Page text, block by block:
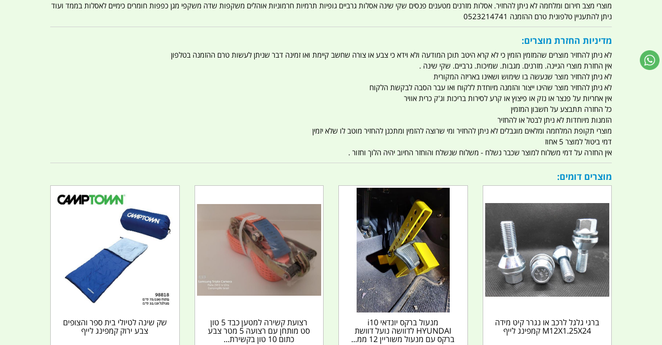
מוצרי מצב חירום ומלחמה לא ניתן להחזיר. אסלות מזרנים מטענים פנסים שקי שינה אסלות גרביים גופיות תרמיות חרמוניות אוהלים משקפות שדה משקפי מגן כפפות חומרים כימיים לאסלות בממד ועוד
ניתן להתעניין טלפונית טרם ההזמנה 0523214741
מדיניות החזרת מוצרים:
לא ניתן להחזיר מוצרים שהמזמין הזמין כי לא קרא היטב תוכן המודעה ולא וידא כי צבע או צורה שחשב קיימת ואו זמינה דבר שניתן לעשות טרם ההזמנה בטלפון
אין החזרת מוצרי הגיינה. מזרנים. מגבות. שמיכות. גרביים. שקי שינה .
לא ניתן להחזיר מוצר שנעשה בו שימוש ושאינו באריזה המקורית
לא ניתן להחזיר מוצר שהינו ייצור והזמנה מיוחדת ללקוח ואו עבר הסבה לבקשת הלקוח
אין אחריות על פנצר או נזק או פיצוץ או קרע לסירות בריכות וג'ק כרית אוויר
כל החזרה תתבצע על חשבון המזמין
הזמנות מיוחדות לא ניתן לבטל או להחזיר
מוצרי תקופת המלחמה ומלאים מוגבלים לא ניתן להחזיר ומי שרוצה להזמין ומתכנן להחזיר מוטב לו שלא יזמין
דמי ביטול למוצר 5 אחוז
אין החזרה על דמי משלוח למוצר שכבר נשלח - משלוח שנשלח והוחזר החיוב יהיה הלוך וחזור .
מוצרים דומים:
ברגי גלגל לרכב או נגרר קיט מידה
M12X1.25X24 קמפינג לייף
מנעול ברקס יונדאי i10
HYUNDAI לדוושה נועל דוושת
ברקס עם מנעול משוריין 12 ממ...
רצועת קשירה למטען כבד 5 טון
סט מותחן עם רצועה 5 מטר צבע
כתום 10 טון בקשירת...
שק שינה לטיולי בית ספר והצופים
צבע ירוק קמפינג לייף